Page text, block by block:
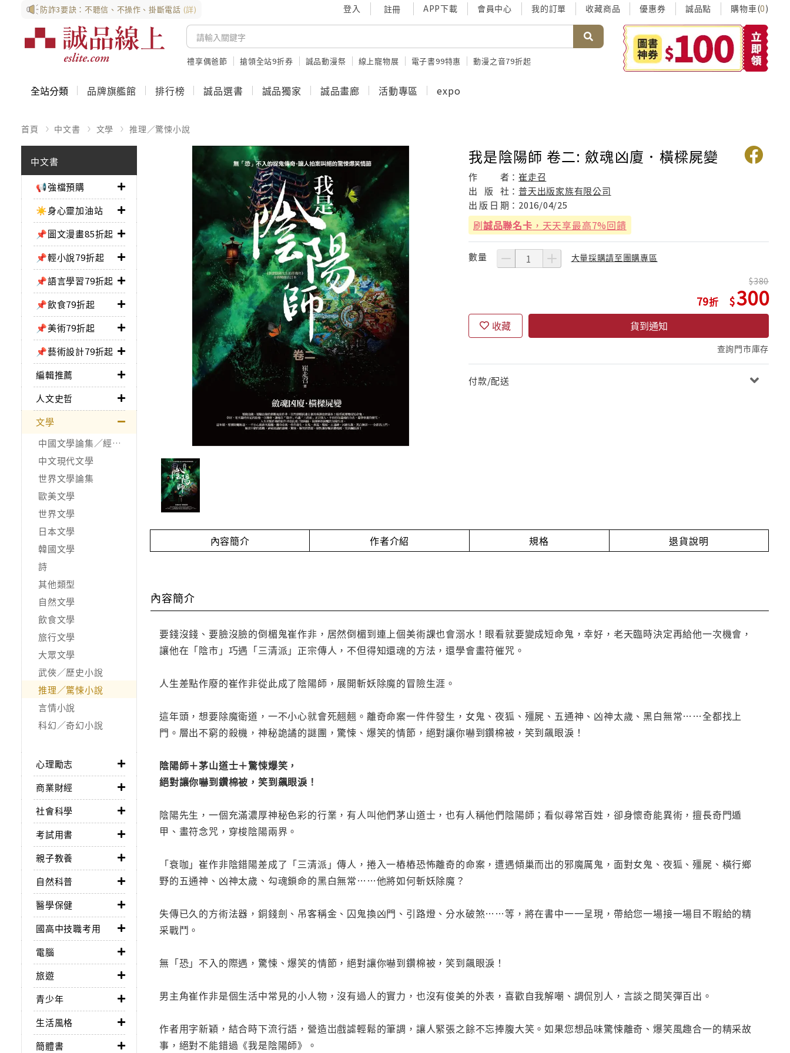
防詐3要訣：不聽信、不操作、掛斷電話 (詳) 登入 註冊 APP下載 會員中心 我的訂單 收藏商品 優惠券 誠品點 購物車(0)
禮享偶爸節 搶領全站9折券 誠品動漫祭 線上寵物展 電子書99特惠 動漫之音79折起
全站分類 品牌旗艦館 排行榜 誠品選書 誠品獨家 誠品畫廊 活動專區 expo
首頁 中文書 文學 推理／驚悚小說
中文書
📢強檔預購
☀️身心靈加油站
📌圖文漫畫85折起
📌輕小說79折起
📌語言學習79折起
📌飲食79折起
📌美術79折起
📌藝術設計79折起
編輯推薦
人文史哲
文學
中國文學論集／經典作品
中文現代文學
世界文學論集
歐美文學
世界文學
日本文學
韓國文學
詩
其他類型
自然文學
飲食文學
旅行文學
大眾文學
武俠／歷史小說
推理／驚悚小說
言情小說
科幻／奇幻小說
心理勵志
商業財經
社會科學
考試用書
親子教養
自然科普
醫學保健
國高中技職考用
電腦
旅遊
青少年
生活風格
簡體書
我是陰陽師 卷二: 斂魂凶廈．橫樑屍變
作 者：崔走召
出
版 社：普天出版家族有限公司
出 版 日 期： 2016/04/25
刷誠品聯名卡 ，天天享最高7%回饋
數量 大量採購請至團購專區
79
380
300
收藏 貨到通知
查詢門市庫存
付款/配送
內容簡介 作者介紹 規格 退貨說明
內容簡介
要錢沒錢、要臉沒臉的倒楣鬼崔作非，居然倒楣到連上個美術課也會溺水！眼看就要變成短命鬼，幸好，老天臨時決定再給他一次機會，
讓他在「陰市」巧遇「三清派」正宗傳人，不但得知還魂的方法，還學會畫符催咒。
人生差點作廢的崔作非從此成了陰陽師，展開斬妖除魔的冒險生涯。
這年頭，想要除魔衛道，一不小心就會死翹翹。離奇命案一件件發生，女鬼、夜狐、殭屍、五通神、凶神太歲、黑白無常……全都找上
門。層出不窮的殺機，神秘詭譎的謎團，驚悚、爆笑的情節，絕對讓你嚇到鑽棉被，笑到飆眼淚！
陰陽師＋茅山道士＋驚悚爆笑，
絕對讓你嚇到鑽棉被，笑到飆眼淚！
陰陽先生，一個充滿濃厚神秘色彩的行業，有人叫他們茅山道士，也有人稱他們陰陽師；看似尋常百姓，卻身懷奇能異術，擅長奇門遁
甲、畫符念咒，穿梭陰陽兩界。
「衰咖」崔作非陰錯陽差成了「三清派」傳人，捲入一樁樁恐怖離奇的命案，遭遇傾巢而出的邪魔厲鬼，面對女鬼、夜狐、殭屍、橫行鄉
野的五通神、凶神太歲、勾魂鎖命的黑白無常……他將如何斬妖除魔？
失傳已久的方術法器，銅錢劍、吊客稱金、囚鬼換凶門、引路燈、分水破煞……等，將在書中一一呈現，帶給您一場接一場目不暇給的精
采戰鬥。
無「恐」不入的際遇，驚悚、爆笑的情節，絕對讓你嚇到鑽棉被，笑到飆眼淚！
男主角崔作非是個生活中常見的小人物，沒有過人的實力，也沒有俊美的外表，喜歡自我解嘲、調侃別人，言談之間笑彈百出。
作者用字新穎，結合時下流行語，營造岀戲謔輕鬆的筆調，讓人緊張之餘不忘捧腹大笑。如果您想品味驚悚離奇、爆笑風趣合一的精采故
事，絕對不能錯過《我是陰陽師》。